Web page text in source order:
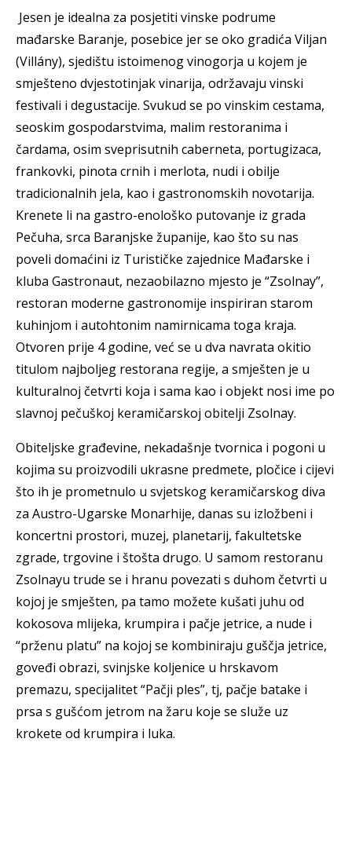
Jesen je idealna za posjetiti vinske podrume
mađarske Baranje, posebice jer se oko gradića Viljan
(Villány), sjedištu istoimenog vinogorja u kojem je
smješteno dvjestotinjak vinarija, održavaju vinski
festivali i degustacije. Svukud se po vinskim cestama,
seoskim gospodarstvima, malim restoranima i
čardama, osim sveprisutnih caberneta, portugizaca,
frankovki, pinota crnih i merlota, nudi i obilje
tradicionalnih jela, kao i gastronomskih novotarija.
Krenete li na gastro-enološko putovanje iz grada
Pečuha, srca Baranjske županije, kao što su nas
poveli domaćini iz Turističke zajednice Mađarske i
kluba Gastronaut, nezaobilazno mjesto je “Zsolnay”,
restoran moderne gastronomije inspiriran starom
kuhinjom i autohtonim namirnicama toga kraja.
Otvoren prije 4 godine, već se u dva navrata okitio
titulom najboljeg restorana regije, a smješten je u
kulturalnoj četvrti koja i sama kao i objekt nosi ime po
slavnoj pečuškoj keramičarskoj obitelji Zsolnay.
Obiteljske građevine, nekadašnje tvornica i pogoni u
kojima su proizvodili ukrasne predmete, pločice i cijevi
što ih je prometnulo u svjetskog keramičarskog diva
za Austro-Ugarske Monarhije, danas su izložbeni i
koncertni prostori, muzej, planetarij, fakultetske
zgrade, trgovine i štošta drugo. U samom restoranu
Zsolnayu trude se i hranu povezati s duhom četvrti u
kojoj je smješten, pa tamo možete kušati juhu od
kokosova mlijeka, krumpira i pačje jetrice, a nude i
“prženu platu” na kojoj se kombiniraju guščja jetrice,
goveđi obrazi, svinjske koljenice u hrskavom
premazu, specijalitet “Pačji ples”, tj, pačje batake i
prsa s gušćom jetrom na žaru koje se služe uz
krokete od krumpira i luka.